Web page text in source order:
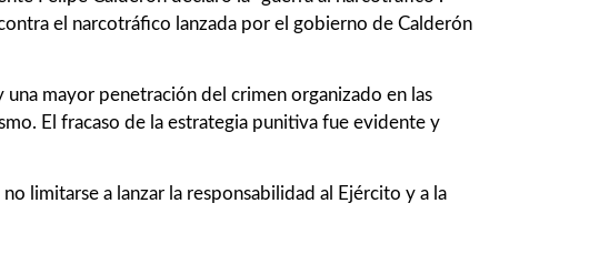
el narcotráfico lanzada por el gobierno de Calderón
mayor penetración del crimen organizado en las
El fracaso de la estrategia punitiva fue evidente y
limitarse a lanzar la responsabilidad al Ejército y a la